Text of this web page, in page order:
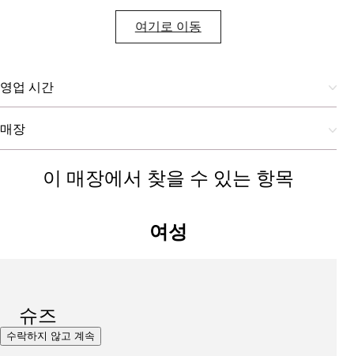
여기로 이동
영업 시간
매장
이 매장에서 찾을 수 있는 항목
여성
슈즈
수락하지 않고 계속